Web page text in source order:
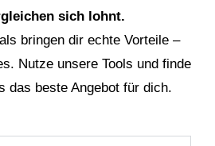
sich lohnt.
bringen dir echte Vorteile –
Nutze unsere Tools und finde
das beste Angebot für dich.